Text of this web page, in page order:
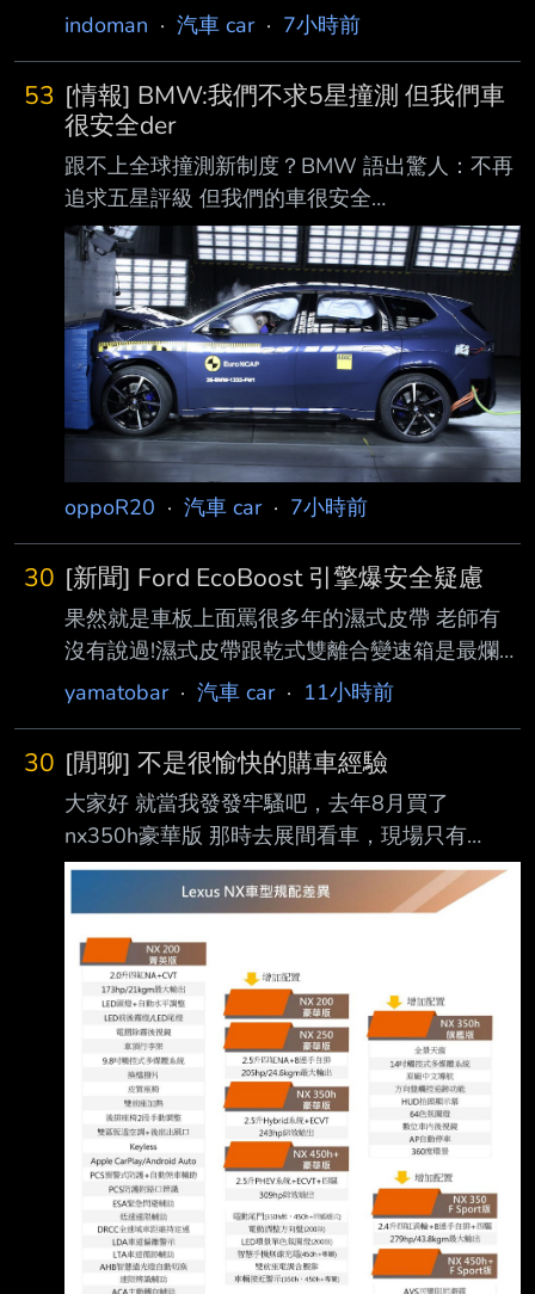
ETTODAY記者白珈陽／台中報導 台中市北屯區
執過程中68歲李姓男子持摺 疊刀攻擊35歲葉姓
男子，造成葉男手部割傷，而葉也不甘示弱予以
反擊，將李打趴在地， 有民眾拍下李男倒地情
形，李耳朵滲血、眼神失焦，口部也吐出血沫，
驚悚畫面引起大量 網友熱議。 影片顯示，發生
糾紛後，李男走向葉男車旁叫囂，並試圖將駕駛
座內的葉男拉下車，造成 整輛廂型車不斷晃
動，李還有疑似揮拳動作；另一
indoman · 汽車 car· 7小時前
53 [情報] BMW:我們不求5星撞測 但我們車
很安全der
跟不上全球撞測新制度？BMW 語出驚人：不再
追求五星評級 但我們的車很安全
https://auto.ltn.com.tw/news/32526 — 全球新
車安全測試標準愈來愈嚴格，能獲得五星評價，
除了代表自家車輛安全獲得專業單位 背書，同
時也讓消費者願意買單的最大關鍵，尤其是價格
更高的豪華品牌更是如此，但 BMW 近日卻坦
言，品牌在開發新車時不是取得五星安全評價為
目標，引起業界與車迷一片譁然 。 外媒報導，
Michel 指出， 品牌始終致力於打造高安全性的
產品，但 2026 年起實施的新一代 ANCA
oppoR20 · 汽車 car· 7小時前
30 [新聞] Ford EcoBoost 引擎爆安全疑慮
果然就是車板上面罵很多年的濕式皮帶 老師有
沒有說過!濕式皮帶跟乾式雙離合變速箱是最爛的
設計!老師在講你都沒在聽嘛!
路交通安全管理局（NHTSA）擴大針對 Ford
1.0 升 EcoBoost 三缸渦輪引擎 的安全調查，涉
及約 13 萬 5,551 輛車，原因是採用濕式正時皮
帶（Wet Timing Belt） 設計，皮帶可能在正常
使用過程中產生碎屑，堵塞機油幫浦濾網，導致
引擎潤滑不足，嚴 重時甚至造成引擎鎖死、車
輛失去動力
yamatobar· 汽車 car· 11小時前
30 [閒聊] 不是很愉快的購車經驗
大家好 就當我發發牢騷吧，去年8月買了
nx350h豪華版 那時去展間看車，現場只有
nx200豪華版。看了覺得不管外型內裝都還蠻滿
意的，那時候看n x200是有電尾門的。後來上網
大家都說要買就買350h，油電的行路質感很
棒！ 我去試開朋友的350h也覺得油電好，後來
就下訂 在選菜單的時候豪華跟頂級也差10幾萬
而已。 我想我沒差通風座椅跟19吋輪圈跟天窗
還有頭燈。 就選了豪華版 我以為160萬的
nx200有電尾門！200萬的也應該有！所以我
DM就沒有仔細對照差異 結果在交車時開開心心
的去，發現沒電尾！我跟老婆